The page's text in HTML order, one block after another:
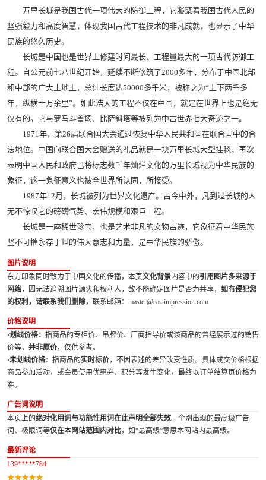
万里长城是我国古代一项伟大的防御工程，它凝聚着我国古代人民的
坚强毅力和高度智慧，体现我国古代工程技术的非凡成就，也显示了中华
民族的悠久历史。
长城是中国也是世界上修建时间最长、工程量最大的一项古代防御工
程。自公元前七八世纪开始，延续不断修筑了2000多年，分布于中国北部
和中部的广大土地上，总计长度达50000多千米，被称之为“上下两千多
年，纵横十万余里”。如此浩大的工程不仅在中国，就是在世界上也是绝无
仅有的。它与罗马斗兽场、比萨斜塔等被列为中古世界七大奇迹之一。
1971年，第26届联合国大会通过恢复中华人民共和国在联合国中的合
法地位。中国向联合国大会赠送的礼品就是一块万里长城大型挂毯，再次
表明中国人民和政府已将标志数千年灿烂文化的万里长城视为中华民族的
象征，这一象征意义也被全世界所认同，所接受。
1987年12月，长城被列为世界文化遗产。古今中外，凡到过长城的人
无不惊叹它的磅礴气势、宏伟规模和艰巨工程。
长城是一座稀世珍宝，也是艺术非凡的文物古迹，它象征着中华民族
坚不可摧永存于世的伟大意志和力量，是中华民族的骄傲。
图片说明
东方印象同时致力于中国文化的传播，本页文化背景内容中的引用图片多来源于
网络，因无法追溯图片源头和权利人，故不能确定图片是否为共享， 如有侵犯您
的权利，请联系我们删除，联系邮箱：master@eastimpression.com
价格说明
·划线价格： 指商品的专柜价、吊牌价、厂商指导价或该商品的曾经展示过的销售
价等， 并非原价，仅供参考。
·未划线价格：指商品的实时标价，不因表述的差异改变性质。具体成交价格根据
商品参加活动，或会员使用优惠券、积分等发生变化，最终以订单结算页价格为
准。
广告词说明
本页上的绝对化用词与功能性用词在此声明全部失效。个别出现的最高级广告
词、极限词等仅在本网站范围内对比，如“最高级”意思本网站内最高级。
最新评论
139*****784